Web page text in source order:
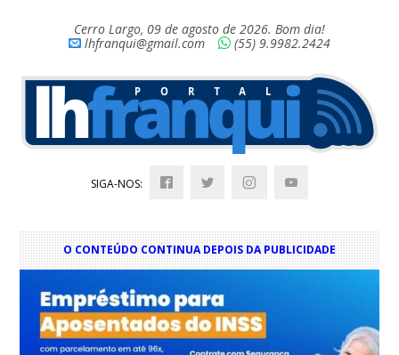
Cerro Largo, 09 de agosto de 2026. Bom dia!
lhfranqui@gmail.com
(55) 9.9982.2424
SIGA-NOS:
O CONTEÚDO CONTINUA DEPOIS DA PUBLICIDADE